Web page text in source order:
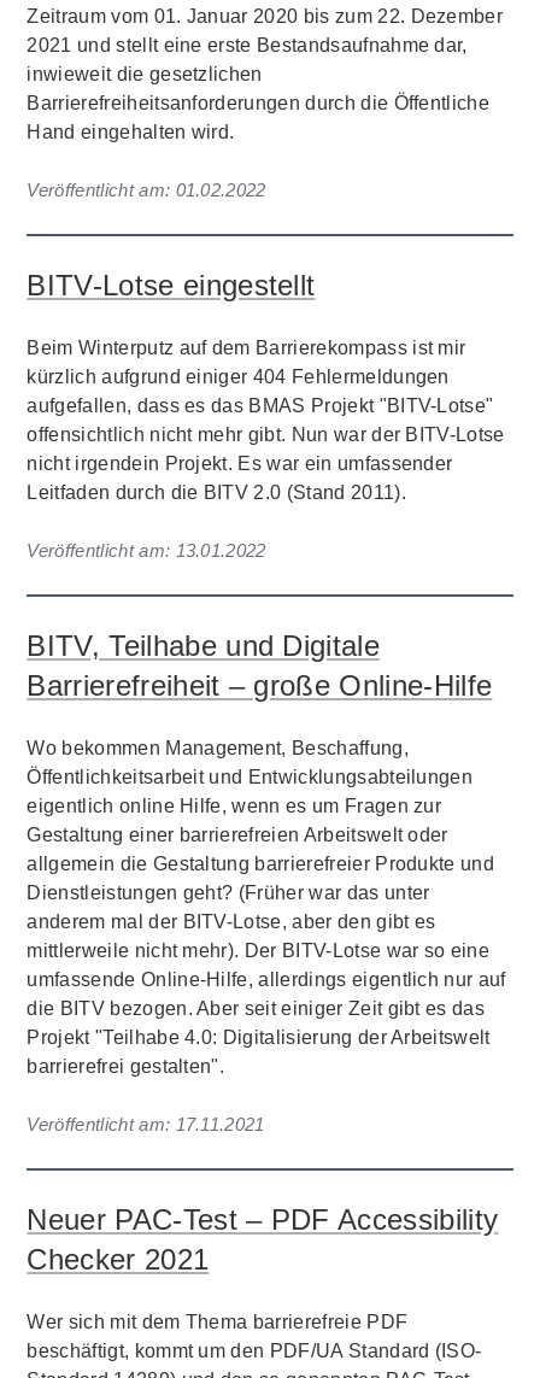
Zeitraum vom 01. Januar 2020 bis zum 22. Dezember
2021 und stellt eine erste Bestandsaufnahme dar,
inwieweit die gesetzlichen
Barrierefreiheitsanforderungen durch die Öffentliche
Hand eingehalten wird.
Veröffentlicht am: 01.02.2022
BITV-Lotse eingestellt
Beim Winterputz auf dem Barrierekompass ist mir
kürzlich aufgrund einiger 404 Fehlermeldungen
aufgefallen, dass es das BMAS Projekt "BITV-Lotse"
offensichtlich nicht mehr gibt. Nun war der BITV-Lotse
nicht irgendein Projekt. Es war ein umfassender
Leitfaden durch die BITV 2.0 (Stand 2011).
Veröffentlicht am: 13.01.2022
BITV, Teilhabe und Digitale
Barrierefreiheit – große Online-Hilfe
Wo bekommen Management, Beschaffung,
Öffentlichkeitsarbeit und Entwicklungsabteilungen
eigentlich online Hilfe, wenn es um Fragen zur
Gestaltung einer barrierefreien Arbeitswelt oder
allgemein die Gestaltung barrierefreier Produkte und
Dienstleistungen geht? (Früher war das unter
anderem mal der BITV-Lotse, aber den gibt es
mittlerweile nicht mehr). Der BITV-Lotse war so eine
umfassende Online-Hilfe, allerdings eigentlich nur auf
die BITV bezogen. Aber seit einiger Zeit gibt es das
Projekt "Teilhabe 4.0: Digitalisierung der Arbeitswelt
barrierefrei gestalten".
Veröffentlicht am: 17.11.2021
Neuer PAC-Test – PDF Accessibility
Checker 2021
Wer sich mit dem Thema barrierefreie PDF
beschäftigt, kommt um den PDF/UA Standard (ISO-